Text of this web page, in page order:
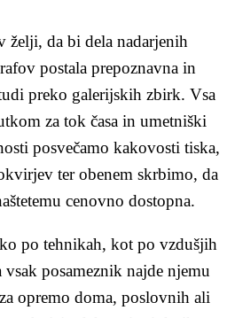
želji, da bi dela nadarjenih
postala prepoznavna in
preko galerijskih zbirk. Vsa
za tok časa in umetniški
posvečamo kakovosti tiska,
ter obenem skrbimo, da
cenovno dostopna.
po tehnikah, kot po vzdušjih
posameznik najde njemu
opremo doma, poslovnih ali